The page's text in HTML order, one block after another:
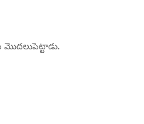
మొదలుపెట్టాడు.